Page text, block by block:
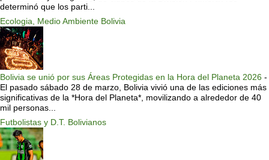
determinó que los parti...
Ecologia, Medio Ambiente Bolivia
Bolivia se unió por sus Áreas Protegidas en la Hora del Planeta 2026 -
El pasado sábado 28 de marzo, Bolivia vivió una de las ediciones más
significativas de la *Hora del Planeta*, movilizando a alrededor de 40
mil personas...
Futbolistas y D.T. Bolivianos